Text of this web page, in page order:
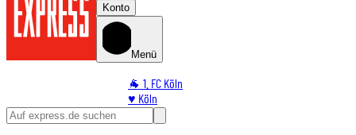
Konto
Menü
🐐 1. FC Köln
♥️ Köln
⭐ Promi